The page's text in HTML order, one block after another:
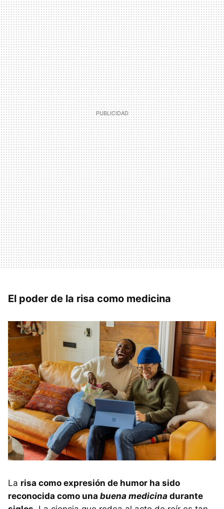
El poder de la risa como medicina
La risa como expresión de humor ha sido
reconocida como una buena medicina durante